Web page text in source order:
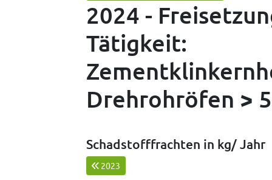
2024 -
Tätigkeit:
Drehrohröfen >
Schadstofffrachten in kg/ Jahr
2023